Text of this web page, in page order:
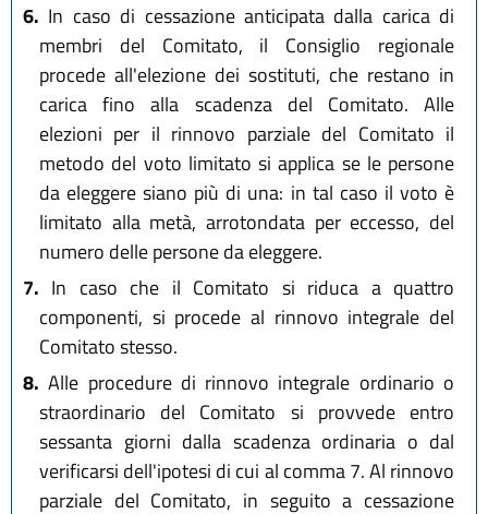
6. In caso di cessazione anticipata dalla carica di
membri del Comitato, il Consiglio regionale
procede all'elezione dei sostituti, che restano in
carica fino alla scadenza del Comitato. Alle
elezioni per il rinnovo parziale del Comitato il
metodo del voto limitato si applica se le persone
da eleggere siano più di una: in tal caso il voto è
limitato alla metà, arrotondata per eccesso, del
numero delle persone da eleggere.
7. In caso che il Comitato si riduca a quattro
componenti, si procede al rinnovo integrale del
Comitato stesso.
8. Alle procedure di rinnovo integrale ordinario o
straordinario del Comitato si provvede entro
sessanta giorni dalla scadenza ordinaria o dal
verificarsi dell'ipotesi di cui al comma 7. Al rinnovo
parziale del Comitato, in seguito a cessazione